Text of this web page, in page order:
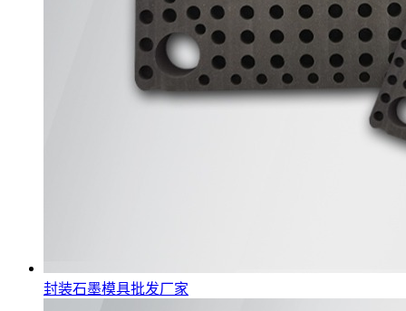
封装石墨模具批发厂家